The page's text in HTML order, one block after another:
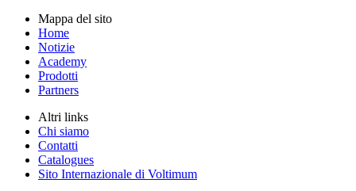
Mappa del sito
Home
Notizie
Academy
Prodotti
Partners
Altri links
Chi siamo
Contatti
Catalogues
Sito Internazionale di Voltimum